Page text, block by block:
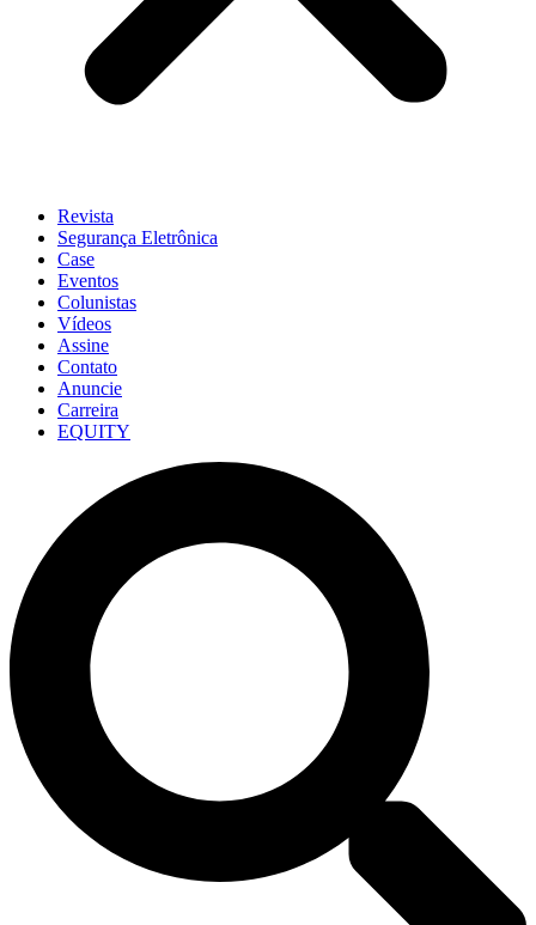
Revista
Segurança Eletrônica
Case
Eventos
Colunistas
Vídeos
Assine
Contato
Anuncie
Carreira
EQUITY